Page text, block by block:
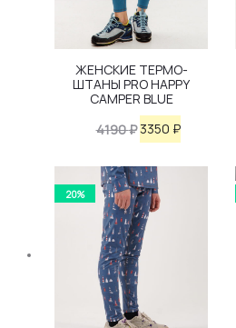
ЖЕНСКИЕ ТЕРМО-
ШТАНЫ PRO HAPPY
CAMPER BLUE
4190₽ Первоначальная
составляла
4190 ₽.
3350 ₽Текущая
20%